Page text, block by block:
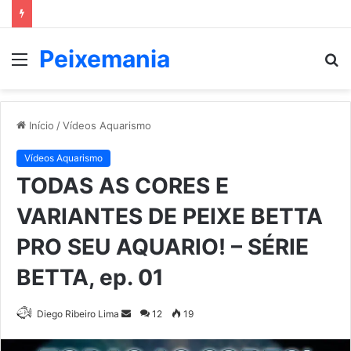
Menu
Peixemania
Início /Vídeos Aquarismo
Vídeos Aquarismo
TODAS AS CORES E
VARIANTES DE PEIXE BETTA
PRO SEU AQUARIO! – SÉRIE
BETTA, ep. 01
Diego Ribeiro Lima
Mande
12 19